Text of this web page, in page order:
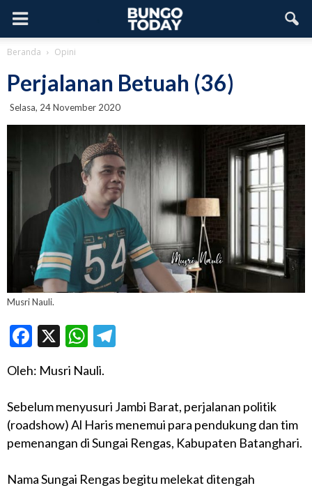
Beranda Opini
Perjalanan Betuah (36)
Selasa, 24 November 2020
Musri Nauli.
Facebook
X WhatsApp
Oleh: Musri Nauli.
Sebelum menyusuri Jambi Barat, perjalanan politik
(roadshow) Al Haris menemui para pendukung dan tim
pemenangan di Sungai Rengas, Kabupaten Batanghari.
Nama Sungai Rengas begitu melekat ditengah